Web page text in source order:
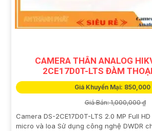
CAMERA THÂN ANALOG
2CE17D0T-LTS ĐÀM
Giá Khuyến Mại: 850,000
Giá Bán: 1,000,000 ₫
Camera DS-2CE17D0T-LTS 2.0 MP Full
micro và loa Sử dụng công nghệ DWDR